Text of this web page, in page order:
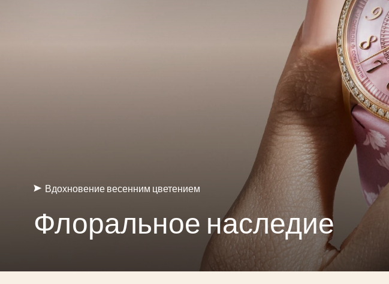
Вдохновение весенним цветением
Флоральное наследие